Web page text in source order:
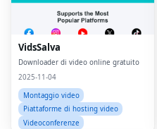
VidsSalva
Downloader di video online gratuito
2025-11-04
Montaggio video
Piattaforme di hosting video
Videoconferenze